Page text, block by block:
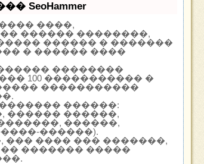
SeoHammer
����,
������ ��������,
������ � �������
� ������ ����
��������
100 ����������� �
�����������
������:
������ ������,
������,
������).
��� ���� ��� �������,
������� �����